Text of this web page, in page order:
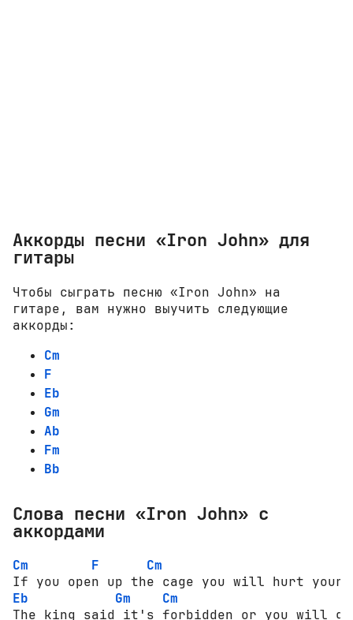
Аккорды песни «Iron John» для
гитары
Чтобы сыграть песню «Iron John» на
гитаре, вам нужно выучить следующие
аккорды:
Cm
F
Eb
Gm
Ab
Fm
Bb
Слова песни «Iron John» с
аккордами
Cm F
Cm
Eb
Gm
Cm
The king said it's forbidden or you will